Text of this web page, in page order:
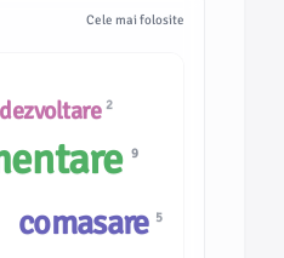
Cele mai folosite
dezvoltare 2
9
comasare 5